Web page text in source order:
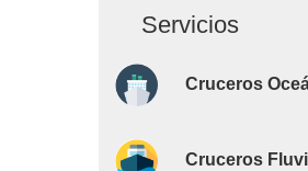
Servicios
Cruceros
Cruceros